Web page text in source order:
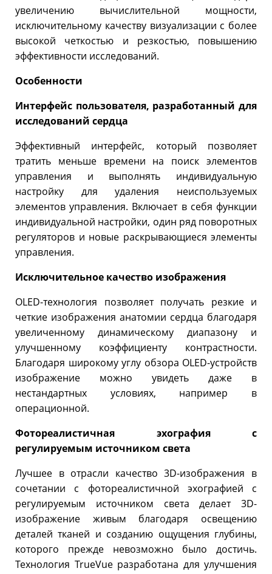
увеличению вычислительной мощности,
исключительному качеству визуализации с более
высокой четкостью и резкостью, повышению
эффективности исследований.
Особенности
Интерфейс пользователя, разработанный для
исследований сердца
Эффективный интерфейс, который позволяет
тратить меньше времени на поиск элементов
управления и выполнять индивидуальную
настройку для удаления неиспользуемых
элементов управления. Включает в себя функции
индивидуальной настройки, один ряд поворотных
регуляторов и новые раскрывающиеся элементы
управления.
Исключительное качество изображения
OLED-технология позволяет получать резкие и
четкие изображения анатомии сердца благодаря
увеличенному динамическому диапазону и
улучшенному коэффициенту контрастности.
Благодаря широкому углу обзора OLED-устройств
изображение можно увидеть даже в
нестандартных условиях, например в
операционной.
Фотореалистичная эхография с
регулируемым источником света
Лучшее в отрасли качество 3D-изображения в
сочетании с фотореалистичной эхографией с
регулируемым источником света делает 3D-
изображение живым благодаря освещению
деталей тканей и созданию ощущения глубины,
которого прежде невозможно было достичь.
Технология TrueVue разработана для улучшения